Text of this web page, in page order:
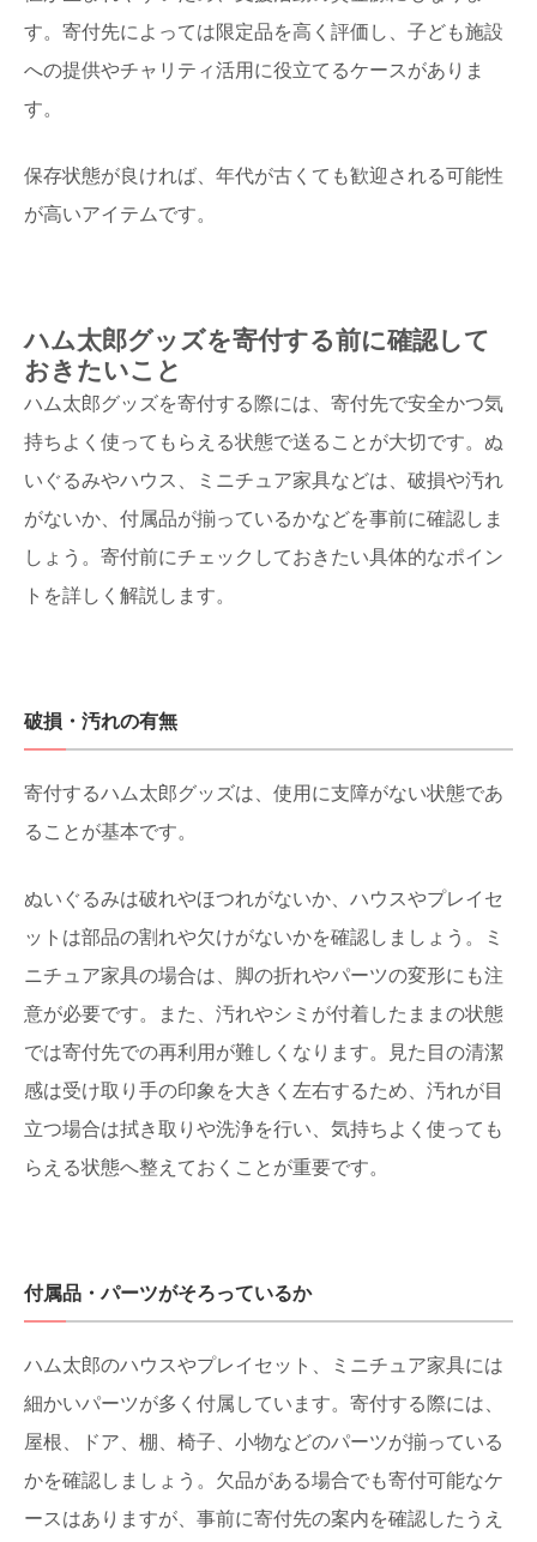
す。寄付先によっては限定品を高く評価し、子ども施設
への提供やチャリティ活用に役立てるケースがありま
す。
保存状態が良ければ、年代が古くても歓迎される可能性
が高いアイテムです。
ハム太郎グッズを寄付する前に確認して
おきたいこと
ハム太郎グッズを寄付する際には、寄付先で安全かつ気
持ちよく使ってもらえる状態で送ることが大切です。ぬ
いぐるみやハウス、ミニチュア家具などは、破損や汚れ
がないか、付属品が揃っているかなどを事前に確認しま
しょう。寄付前にチェックしておきたい具体的なポイン
トを詳しく解説します。
破損・汚れの有無
寄付するハム太郎グッズは、使用に支障がない状態であ
ることが基本です。
ぬいぐるみは破れやほつれがないか、ハウスやプレイセ
ットは部品の割れや欠けがないかを確認しましょう。ミ
ニチュア家具の場合は、脚の折れやパーツの変形にも注
意が必要です。また、汚れやシミが付着したままの状態
では寄付先での再利用が難しくなります。見た目の清潔
感は受け取り手の印象を大きく左右するため、汚れが目
立つ場合は拭き取りや洗浄を行い、気持ちよく使っても
らえる状態へ整えておくことが重要です。
付属品・パーツがそろっているか
ハム太郎のハウスやプレイセット、ミニチュア家具には
細かいパーツが多く付属しています。寄付する際には、
屋根、ドア、棚、椅子、小物などのパーツが揃っている
かを確認しましょう。欠品がある場合でも寄付可能なケ
ースはありますが、事前に寄付先の案内を確認したうえ